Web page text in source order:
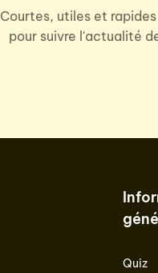
Courtes, utiles et
pour suivre l'actualité
Quiz